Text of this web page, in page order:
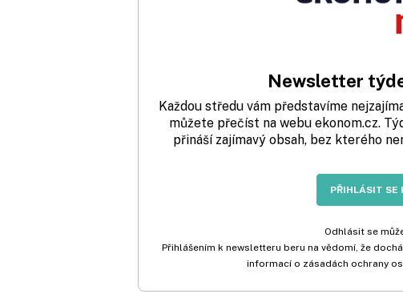
Newsletter
Každou středu vám představíme
můžete přečíst na webu ekonom.cz.
přináší zajímavý obsah, bez kterého
PŘIHLÁSIT SE
Odhlásit se
Přihlášením k newsletteru beru na vědomí, že
informací o zásadách ochrany